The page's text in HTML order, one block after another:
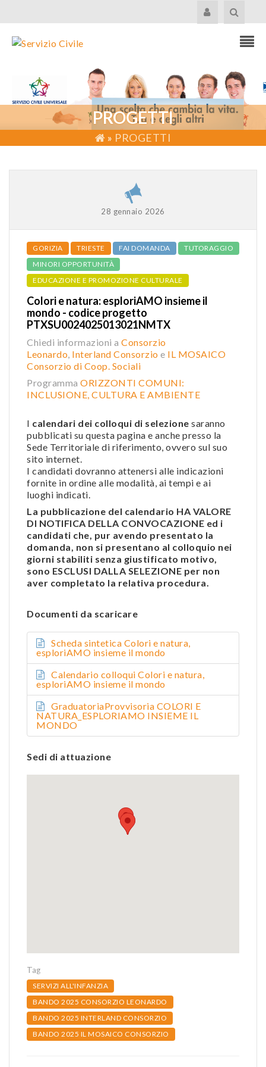
PROGETTI
» PROGETTI
28 gennaio 2026
GORIZIA TRIESTE FAI DOMANDA
TUTORAGGIO
MINORI OPPORTUNITÀ
EDUCAZIONE E PROMOZIONE CULTURALE
Colori e natura: esploriAMO insieme il
mondo - codice progetto
PTXSU0024025013021NMTX
Chiedi informazioni a Consorzio
Leonardo, Interland Consorzio e IL MOSAICO
Consorzio di Coop. Sociali
Programma ORIZZONTI COMUNI:
INCLUSIONE, CULTURA E AMBIENTE
I calendari dei colloqui di selezione saranno
pubblicati su questa pagina e anche presso la
Sede Territoriale di riferimento, ovvero sul suo
sito internet.
I candidati dovranno attenersi alle indicazioni
fornite in ordine alle modalità, ai tempi e ai
luoghi indicati.
La pubblicazione del calendario HA VALORE
DI NOTIFICA DELLA CONVOCAZIONE ed i
candidati che, pur avendo presentato la
domanda, non si presentano al colloquio nei
giorni stabiliti senza giustificato motivo,
sono ESCLUSI DALLA SELEZIONE per non
aver completato la relativa procedura.
Documenti da scaricare
Scheda sintetica Colori e natura,
esploriAMO insieme il mondo
Calendario colloqui Colori e natura,
esploriAMO insieme il mondo
GraduatoriaProvvisoria COLORI E
NATURA_ESPLORIAMO INSIEME IL
MONDO
Sedi di attuazione
Tag
SERVIZI ALL'INFANZIA
BANDO 2025 CONSORZIO LEONARDO
BANDO 2025 INTERLAND CONSORZIO
BANDO 2025 IL MOSAICO CONSORZIO